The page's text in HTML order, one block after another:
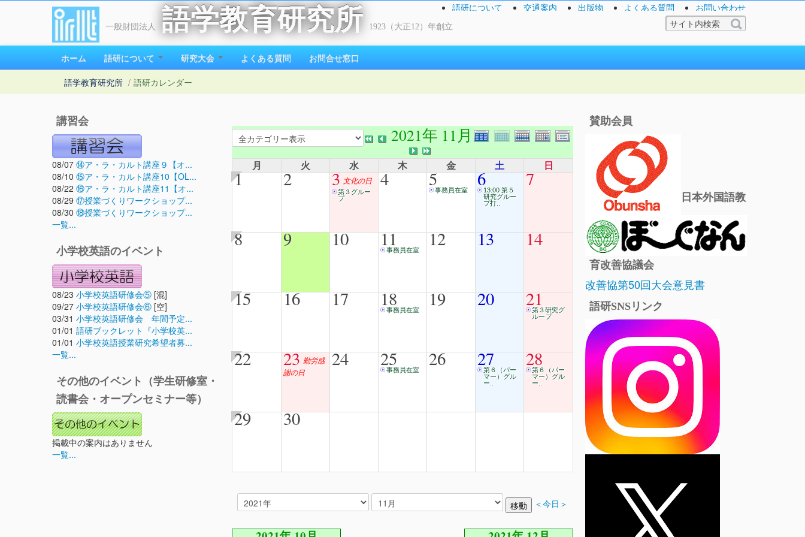
一般財団法人 語学教育研究所 1923（大正12）年創立
語研について 交通案内 出版物 よくある質問 お問い合わせ
ホーム 語研について 研究大会 よくある質問 お問合せ窓口
語学教育研究所 / 語研カレンダー
講習会
08/07 ⑭ア・ラ・カルト講座９【オ...
08/10 ⑮ア・ラ・カルト講座10【OL...
08/22 ⑯ア・ラ・カルト講座11【オ...
08/29 ⑰授業づくりワークショップ...
08/30 ⑱授業づくりワークショップ...
一覧...
小学校英語のイベント
08/23 小学校英語研修会⑤ [混]
09/27 小学校英語研修会⑥ [空]
03/31 小学校英語研修会 年間予定...
01/01 語研ブックレット『小学校英...
01/01 小学校英語授業研究希望者募...
一覧...
その他のイベント（学生研修室・
読書会・オープンセミナー等）
掲載中の案内はありません
一覧...
2021年 11月
月 火 水 木 金 土 日
1 2 3 文化の日
第３グルー
プ
4 5事務員在室 613:00 第５
研究グルー
プ打..
7
8 9 10 11
事務員在室 12 13 14
15 16 17 18
事務員在室 19 20 21
第３研究グ
ループ
22 23 勤労感
謝の日
24 25
事務員在室 26 27
第６（パー
マー）グル
ー..
28
第６（パー
マー）グル
ー..
29 30
＜今日＞
賛助会員
日本外国語教
育改善協議会
改善協第50回大会意見書
語研SNSリンク